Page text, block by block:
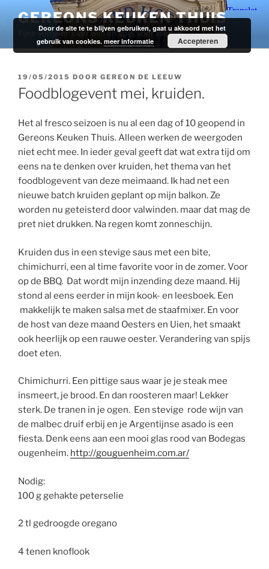
naar
inhoud
GEREONS KEUKEN THUIS
Fijne verhalen over wijn en spijs voor alledag.
GEPLAATST
OP
19/05/2015 DOOR GEREON DE LEEUW
Foodblogevent mei, kruiden.
Het al fresco seizoen is nu al een dag of 10 geopend in
Gereons Keuken Thuis. Alleen werken de weergoden
niet echt mee. In ieder geval geeft dat wat extra tijd om
eens na te denken over kruiden, het thema van het
foodblogevent van deze meimaand. Ik had net een
nieuwe batch kruiden geplant op mijn balkon. Ze
worden nu geteisterd door valwinden. maar dat mag de
pret niet drukken. Na regen komt zonneschijn.
Kruiden dus in een stevige saus met een bite,
chimichurri, een al time favorite voor in de zomer. Voor
op de BBQ. Dat wordt mijn inzending deze maand. Hij
stond al eens eerder in mijn kook- en leesboek. Een
makkelijk te maken salsa met de staafmixer. En voor
de host van deze maand Oesters en Uien, het smaakt
ook heerlijk op een rauwe oester. Verandering van spijs
doet eten.
Chimichurri. Een pittige saus waar je je steak mee
insmeert, je brood. En dan roosteren maar! Lekker
sterk. De tranen in je ogen. Een stevige rode wijn van
de malbec druif erbij en je Argentijnse asado is een
fiesta. Denk eens aan een mooi glas rood van Bodegas
ougenheim. http://gouguenheim.com.ar/
Nodig:
100 g gehakte peterselie
2 tl gedroogde oregano
4 tenen knoflook
Door de site te te blijven gebruiken, gaat u akkoord met het
gebruik van cookies.meer informatie Accepteren